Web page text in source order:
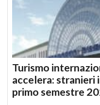
Turismo
accelera: stranieri
primo semestre